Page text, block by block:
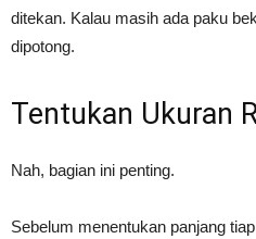
ditekan. Kalau masih ada paku
dipotong.
Tentukan Ukuran
Nah, bagian ini penting.
Sebelum menentukan panjang